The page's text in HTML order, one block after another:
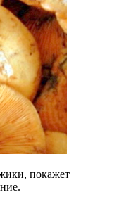
покажет